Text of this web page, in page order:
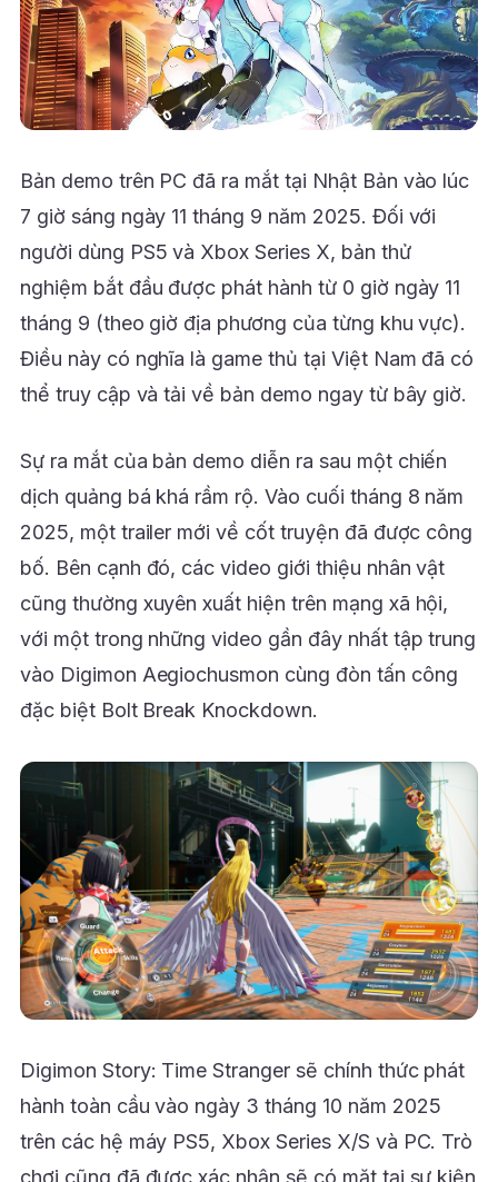
Bản demo trên PC đã ra mắt tại Nhật Bản vào lúc
7 giờ sáng ngày 11 tháng 9 năm 2025. Đối với
người dùng PS5 và Xbox Series X, bản thử
nghiệm bắt đầu được phát hành từ 0 giờ ngày 11
tháng 9 (theo giờ địa phương của từng khu vực).
Điều này có nghĩa là game thủ tại Việt Nam đã có
thể truy cập và tải về bản demo ngay từ bây giờ.
Sự ra mắt của bản demo diễn ra sau một chiến
dịch quảng bá khá rầm rộ. Vào cuối tháng 8 năm
2025, một trailer mới về cốt truyện đã được công
bố. Bên cạnh đó, các video giới thiệu nhân vật
cũng thường xuyên xuất hiện trên mạng xã hội,
với một trong những video gần đây nhất tập trung
vào Digimon Aegiochusmon cùng đòn tấn công
đặc biệt Bolt Break Knockdown.
Digimon Story: Time Stranger sẽ chính thức phát
hành toàn cầu vào ngày 3 tháng 10 năm 2025
trên các hệ máy PS5, Xbox Series X/S và PC. Trò
chơi cũng đã được xác nhận sẽ có mặt tại sự kiện